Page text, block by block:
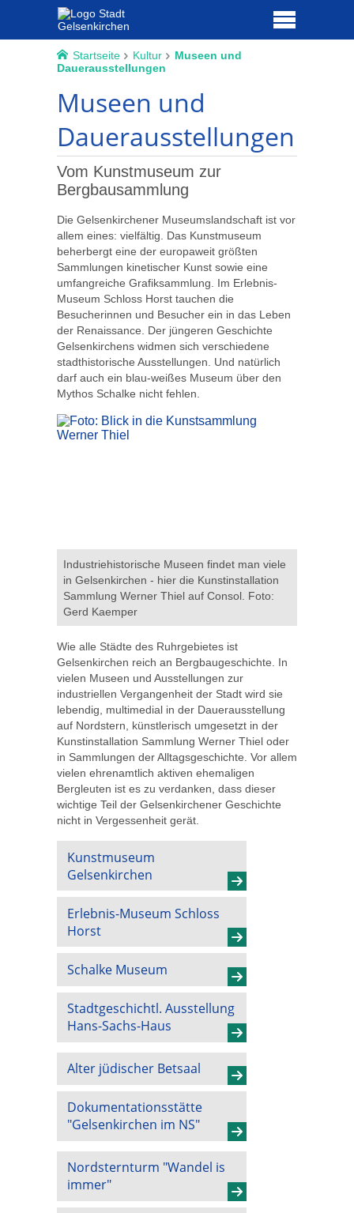
Startseite Kultur
Museen und
Dauerausstellungen
Museen und
Dauerausstellungen
Vom Kunstmuseum zur
Bergbausammlung
Die Gelsenkirchener Museumslandschaft ist vor
allem eines: vielfältig. Das Kunstmuseum
beherbergt eine der europaweit größten
Sammlungen kinetischer Kunst sowie eine
umfangreiche Grafiksammlung. Im Erlebnis-
Museum Schloss Horst tauchen die
Besucherinnen und Besucher ein in das Leben
der Renaissance. Der jüngeren Geschichte
Gelsenkirchens widmen sich verschiedene
stadthistorische Ausstellungen. Und natürlich
darf auch ein blau-weißes Museum über den
Mythos Schalke nicht fehlen.
Industriehistorische Museen findet man viele
in Gelsenkirchen - hier die Kunstinstallation
Sammlung Werner Thiel auf Consol. Foto:
Gerd Kaemper
Wie alle Städte des Ruhrgebietes ist
Gelsenkirchen reich an Bergbaugeschichte. In
vielen Museen und Ausstellungen zur
industriellen Vergangenheit der Stadt wird sie
lebendig, multimedial in der Dauerausstellung
auf Nordstern, künstlerisch umgesetzt in der
Kunstinstallation Sammlung Werner Thiel oder
in Sammlungen der Alltagsgeschichte. Vor allem
vielen ehrenamtlich aktiven ehemaligen
Bergleuten ist es zu verdanken, dass dieser
wichtige Teil der Gelsenkirchener Geschichte
nicht in Vergessenheit gerät.
Kunstmuseum
Gelsenkirchen
Erlebnis-Museum Schloss
Horst
Schalke Museum
Stadtgeschichtl. Ausstellung
Hans-Sachs-Haus
Alter jüdischer Betsaal
Dokumentationsstätte
"Gelsenkirchen im NS"
Nordsternturm "Wandel is
immer"